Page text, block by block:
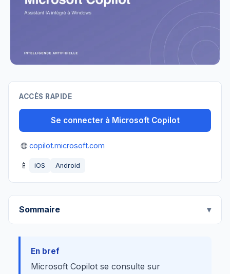
ACCÈS RAPIDE
Se connecter à Microsoft Copilot
🌐 copilot.microsoft.com
📱 iOS Android
Sommaire
En bref
Microsoft Copilot se consulte sur